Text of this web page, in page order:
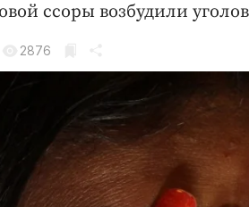
ссоры возбудили
2876